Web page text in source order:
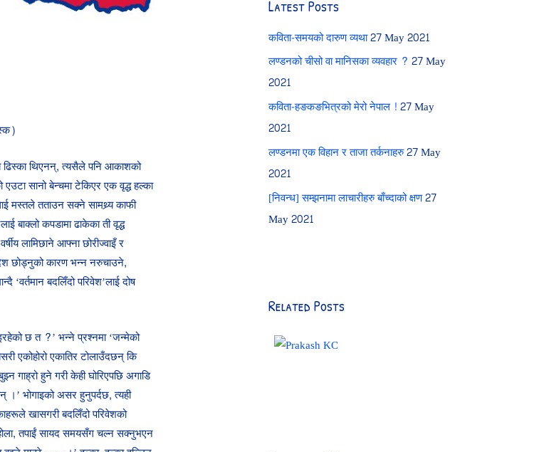
थिएनन्, त्यसैले पनि आकाशको
सानो बेन्चमा टेकिएर एक वृद्ध हल्का
मस्तले तताउन सक्ने सामथ्र्य काफी
बाक्लो कपडामा ढाकेका ती वृद्ध
लामिछाने आफ्ना छोरीज्वाइँ र
देश छोड्नुको कारण भन्न नरुचाउने,
‘वर्तमान बदलिँदो परिवेश’लाई दोष
छ त ?’ भन्ने प्रश्नमा ‘जन्मेको
एकोहोरो एकातिर टोलाउँदछन् कि
हुने गरी केही घोरिएपछि अगाडि
भोगाइको असर हुनुपर्दछ, त्यही
खासगरी बदलिँदो परिवेशको
तपाईं सायद समयसँग चल्न सक्नुभएन
Latest Posts
कविता-समयको दारुण व्यथा27 May 2021
लण्डनको चीसो वा मानिसका व्यवहार ? 27 May
2021
कविता-हङकङभित्रको मेरो नेपाल !27 May
2021
लण्डनमा एक विहान र ताजा तर्कनाहरु27 May
2021
[निवन्ध] सम्झनामा लाचारीहरु बाँच्दाको क्षण27
May 2021
Related Posts